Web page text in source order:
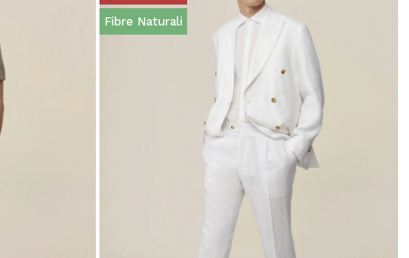
Fibre Naturali